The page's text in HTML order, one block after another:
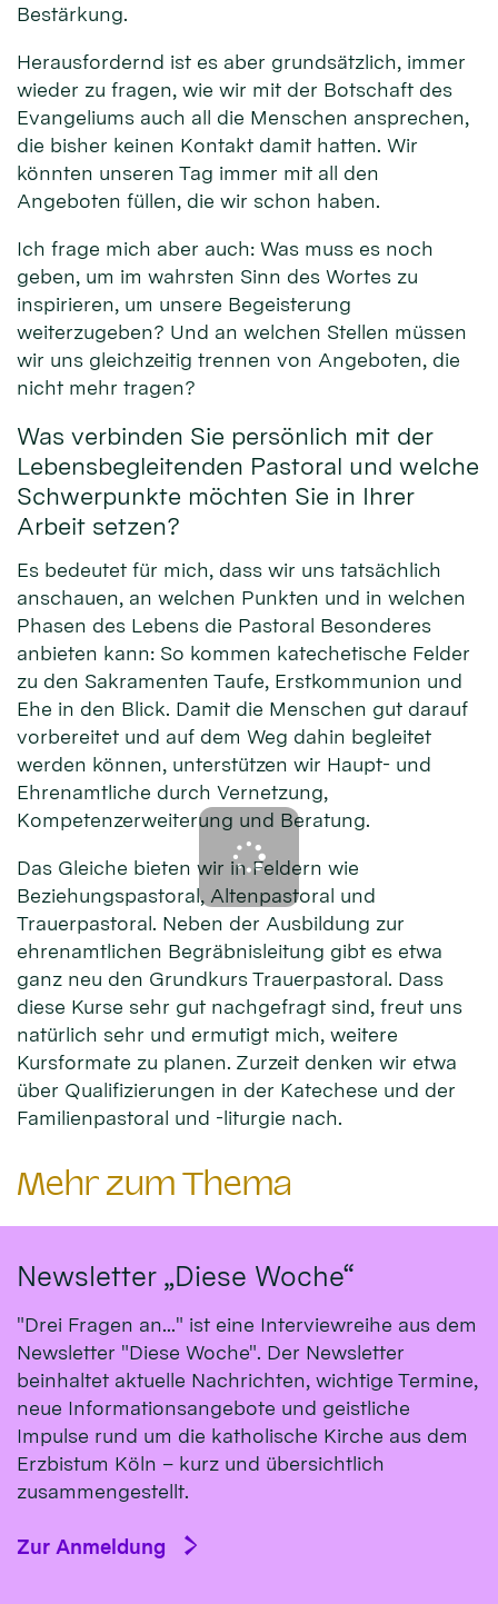
Bestärkung.
Herausfordernd ist es aber grundsätzlich, immer
wieder zu fragen, wie wir mit der Botschaft des
Evangeliums auch all die Menschen ansprechen,
die bisher keinen Kontakt damit hatten. Wir
könnten unseren Tag immer mit all den
Angeboten füllen, die wir schon haben.
Ich frage mich aber auch: Was muss es noch
geben, um im wahrsten Sinn des Wortes zu
inspirieren, um unsere Begeisterung
weiterzugeben? Und an welchen Stellen müssen
wir uns gleichzeitig trennen von Angeboten, die
nicht mehr tragen?
Was verbinden Sie persönlich mit der
Lebensbegleitenden Pastoral und welche
Schwerpunkte möchten Sie in Ihrer
Arbeit setzen?
Es bedeutet für mich, dass wir uns tatsächlich
anschauen, an welchen Punkten und in welchen
Phasen des Lebens die Pastoral Besonderes
anbieten kann: So kommen katechetische Felder
zu den Sakramenten Taufe, Erstkommunion und
Ehe in den Blick. Damit die Menschen gut darauf
vorbereitet und auf dem Weg dahin begleitet
werden können, unterstützen wir Haupt- und
Ehrenamtliche durch Vernetzung,
Kompetenzerweiterung und Beratung.
Das Gleiche bieten wir in Feldern wie
Beziehungspastoral, Altenpastoral und
Trauerpastoral. Neben der Ausbildung zur
ehrenamtlichen Begräbnisleitung gibt es etwa
ganz neu den Grundkurs Trauerpastoral. Dass
diese Kurse sehr gut nachgefragt sind, freut uns
natürlich sehr und ermutigt mich, weitere
Kursformate zu planen. Zurzeit denken wir etwa
über Qualifizierungen in der Katechese und der
Familienpastoral und -liturgie nach.
Mehr zum Thema
Newsletter „Diese Woche“
"Drei Fragen an..." ist eine Interviewreihe aus dem
Newsletter "Diese Woche". Der Newsletter
beinhaltet aktuelle Nachrichten, wichtige Termine,
neue Informationsangebote und geistliche
Impulse rund um die katholische Kirche aus dem
Erzbistum Köln – kurz und übersichtlich
zusammengestellt.
Zur Anmeldung